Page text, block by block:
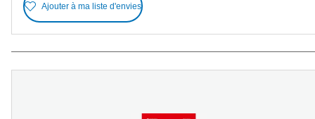
Ajouter à ma liste d'envies